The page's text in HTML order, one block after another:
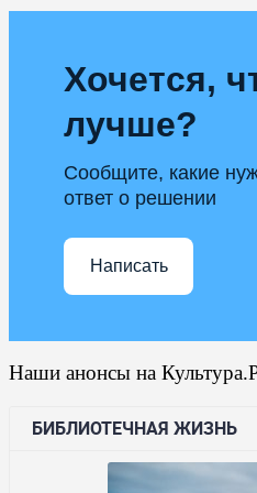
Хочется,
лучше?
Сообщите, какие
ответ о решении
Написать
Наши анонсы на